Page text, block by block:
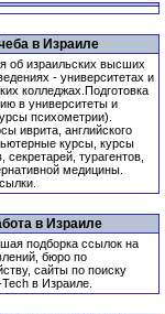
в Израиле
об израильских высших
- университетах и
колледжах.Подготовка
в университеты и
психометрии).
иврита, английского
курсы, курсы
секретарей, турагентов,
медицины.
в Израиле
подборка ссылок на
бюро по
сайты по поиску
в Израиле.